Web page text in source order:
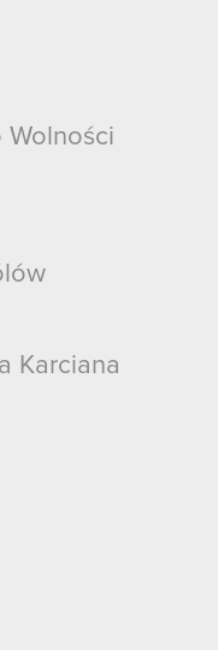
Wolności
Karciana